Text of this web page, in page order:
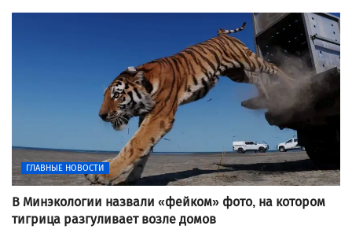
ГЛАВНЫЕ НОВОСТИ
В Минэкологии назвали «фейком» фото, на котором
тигрица разгуливает возле домов